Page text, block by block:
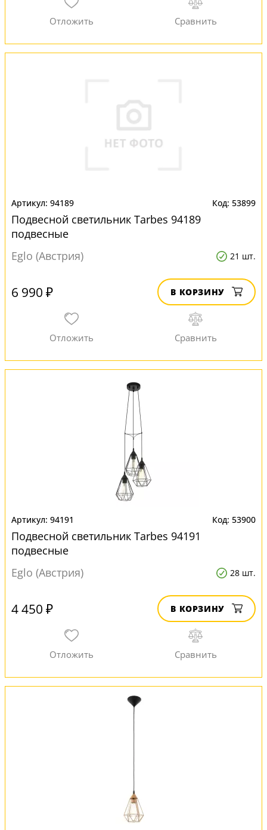
94189 53899
Подвесной светильник Tarbes 94189
подвесные
Eglo (Австрия)
21 шт.
6 990 ₽ В КОРЗИНУ
94191 53900
Подвесной светильник Tarbes 94191
подвесные
Eglo (Австрия)
28 шт.
4 450 ₽ В КОРЗИНУ